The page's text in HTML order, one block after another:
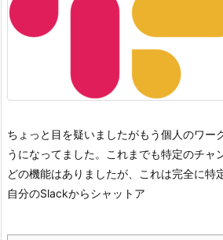
ちょっと目を疑いましたがもう個人のワー
うになってました。
これまでも特定のチャ
どの機能はありましたが、これは完全に特
自分のSlackからシャットア